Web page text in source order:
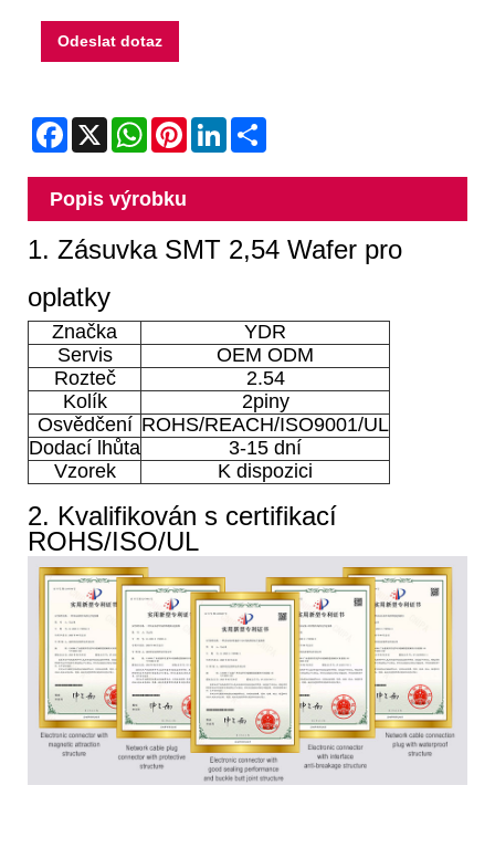
Odeslat dotaz
Facebook
X WhatsAppPinterestLinkedIn
Popis výrobku
1. Zásuvka SMT 2,54 Wafer pro
oplatky
Značka
YDR
Servis
OEM ODM
Rozteč
2.54
Kolík
2piny
Osvědčení ROHS/REACH/ISO9001/UL
Dodací lhůta
3-15 dní
Vzorek
K dispozici
2. Kvalifikován s certifikací
ROHS/ISO/UL